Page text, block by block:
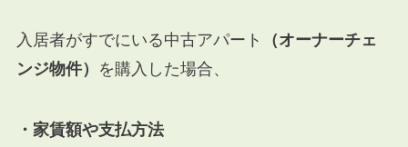
入居者がすでにいる中古アパート
（オーナーチェ
ンジ物件）
を購入した場合、
・家賃額や支払方法